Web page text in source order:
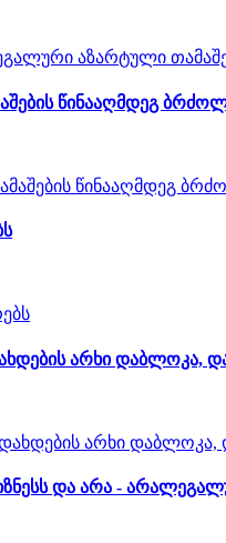
წინააღმდეგ
არხი დაბლოკა,
და არა -